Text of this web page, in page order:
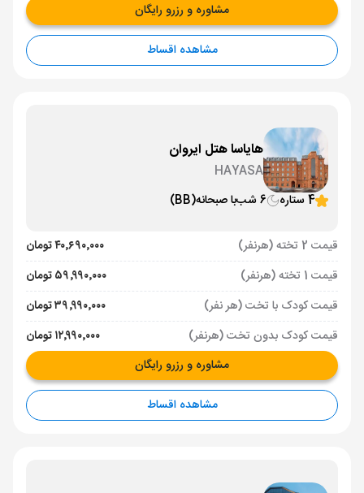
مشاوره و رزرو رایگان
مشاهده اقساط
هایاسا هتل ایروان
HAYASA
4 ستاره
6 شب با صبحانه(BB)
قیمت 2 تخته (هرنفر)
۴۰٬۶۹۰٬۰۰۰ تومان
قیمت 1 تخته (هرنفر)
۵۹٬۹۹۰٬۰۰۰ تومان
قیمت کودک با تخت (هر نفر)
۳۹٬۹۹۰٬۰۰۰ تومان
قیمت کودک بدون تخت (هرنفر)
۱۲٬۹۹۰٬۰۰۰ تومان
مشاوره و رزرو رایگان
مشاهده اقساط